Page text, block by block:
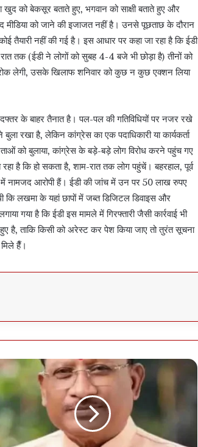
को बेकसूर बताते हुए, भगवान को साक्षी बताते हुए और
को जाने की इजाजत नहीं है। उनसे पूछताछ के दौरान
तैयारी नहीं की गई है। इस आधार पर कहा जा रहा है कि ईडी
तक (ईडी ने लोगों को सुबह 4-4 बजे भी छोड़ा है) तीनों को
लेगी, उसके खिलाफ शनिवार को कुछ न कुछ एक्शन लिया
के बाहर तैनात है। पल-पल की गतिविधियों पर नजर रखे
रखा है, लेकिन कांग्रेस का एक पदाधिकारी या कार्यकर्ता
को बुलाया, कांग्रेस के बड़े-बड़े लोग विरोध करने पहुंच गए
है कि हो सकता है, शाम-रात तक लोग पहुंचें। बहरहाल, पूर्व
आरोपी हैं। ईडी की जांच में उन पर 50 लाख रुपए
कि लखमा के यहां छापों में जब्त डिजिटल डिवाइस और
गया है कि ईडी इस मामले में गिरफ्तारी जैसी कार्रवाई भी
है, ताकि किसी को अरेस्ट कर पेश किया जाए तो तुरंत सूचना
हैँ।